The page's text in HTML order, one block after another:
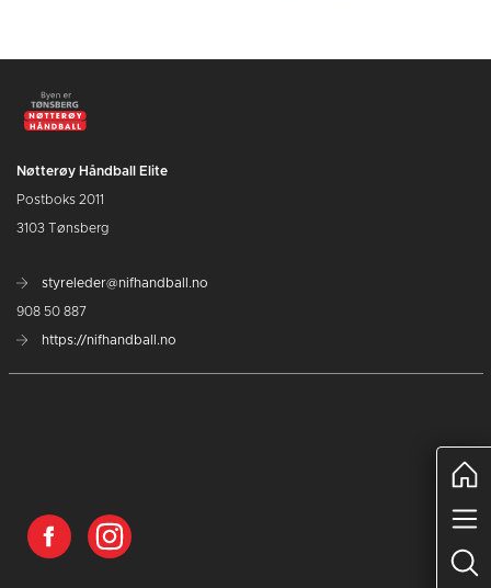
Nøtterøy Håndball Elite
Postboks 2011
3103 Tønsberg
styreleder@nifhandball.no
908 50 887
https://nifhandball.no